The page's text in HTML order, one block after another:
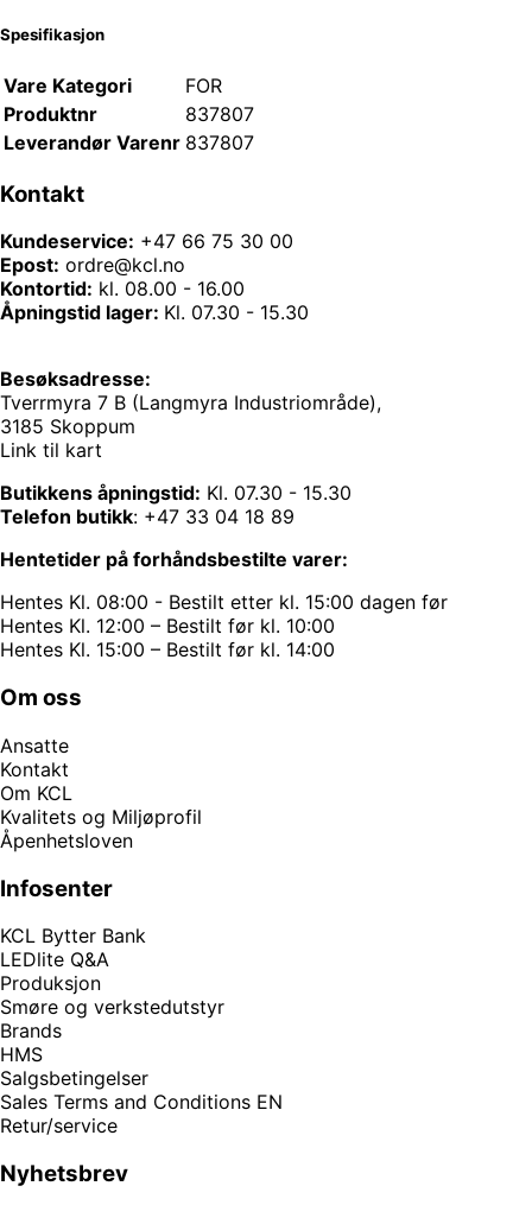
Spesifikasjon
Vare Kategori
FOR
Produktnr
837807
Leverandør Varenr 837807
Kontakt
Kundeservice: +47 66 75 30 00
Epost: ordre@kcl.no
Kontortid: kl. 08.00 - 16.00
Åpningstid lager: Kl. 07.30 - 15.30
Besøksadresse:
Tverrmyra 7 B (Langmyra Industriområde),
3185 Skoppum
Link til kart
Butikkens åpningstid: Kl. 07.30 - 15.30
Telefon butikk: +47 33 04 18 89
Hentetider på forhåndsbestilte varer:
Hentes Kl. 08:00 - Bestilt etter kl. 15:00 dagen før
Hentes Kl. 12:00 – Bestilt før kl. 10:00
Hentes Kl. 15:00 – Bestilt før kl. 14:00
Om oss
Ansatte
Kontakt
Om KCL
Kvalitets og Miljøprofil
Åpenhetsloven
Infosenter
KCL Bytter Bank
LEDlite Q&A
Produksjon
Smøre og verkstedutstyr
Brands
HMS
Salgsbetingelser
Sales Terms and Conditions EN
Retur/service
Nyhetsbrev